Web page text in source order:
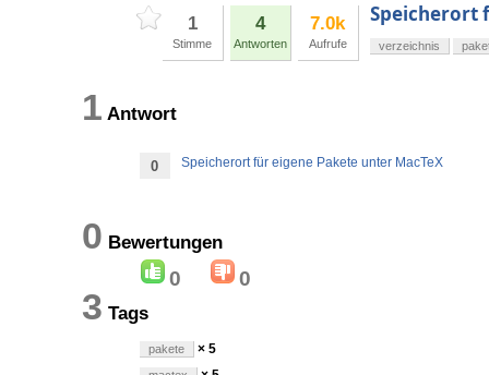
1
Stimme
4
Antworten
7.0k
Aufrufe
Speicherort
verzeichnis
1 Antwort
0 Speicherort für eigene Pakete unter MacTeX
0 Bewertungen
0 0
3 Tags
pakete × 5